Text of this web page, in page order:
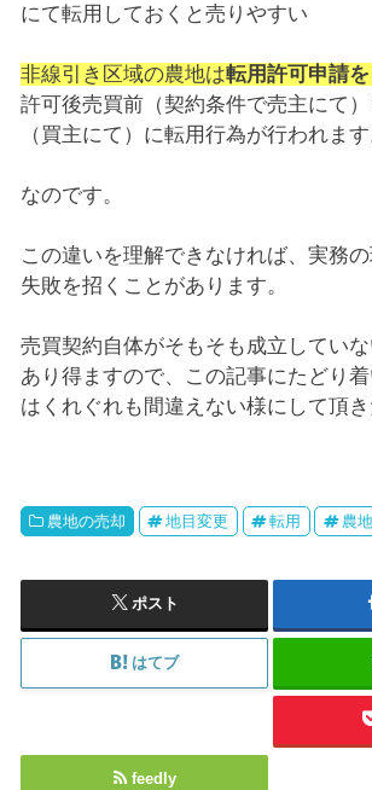
にて転用しておくと売りやすい
非線引き区域の農地は転用許可申請
許可後売買前（契約条件で売主にて
（買主にて）に転用行為が行われます
なのです。
この違いを理解できなければ、実務
失敗を招くことがあります。
売買契約自体がそもそも成立してい
あり得ますので、この記事にたどり
はくれぐれも間違えない様にして頂き
農地の売却 地目変更 転用 農地
ポスト
はてブ
feedly